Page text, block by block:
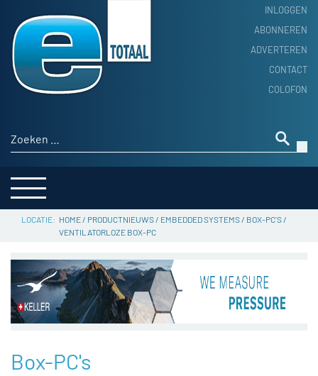
INLOGGEN
ABONNEREN
ADVERTEREN
CONTACT
COLOFON
Zoeken naar:
HOME
PRODUCTNIEUWS
ACHTERGROND
THEMA’S
SERVICE
HOME/ PRODUCTNIEUWS/ EMBEDDED SYSTEMS/ BOX-PC'S/
VENTILATORLOZE BOX-PC
Box-PC's